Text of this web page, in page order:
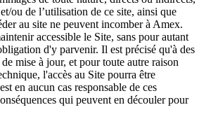
ou de l’utilisation de ce site, ainsi que
au site ne peuvent incomber à Amex.
accessible le Site, sans pour autant
d'y parvenir. Il est précisé qu'à des
mise à jour, et pour toute autre raison
l'accès au Site pourra être
en aucun cas responsable de ces
qui peuvent en découler pour